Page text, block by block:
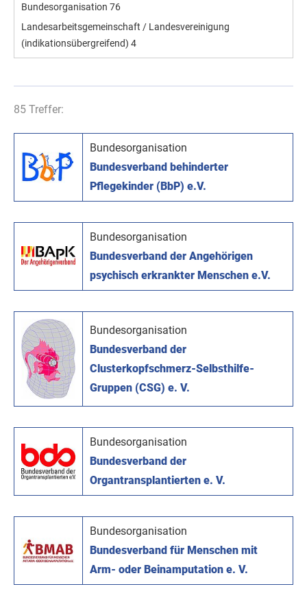
Bundesorganisation 76
Landesarbeitsgemeinschaft / Landesvereinigung
(indikationsübergreifend) 4
85 Treffer:
Bundesorganisation
Bundesverband behinderter
Pflegekinder (BbP) e.V.
Bundesorganisation
Bundesverband der Angehörigen
psychisch erkrankter Menschen e.V.
Bundesorganisation
Bundesverband der
Clusterkopfschmerz-Selbsthilfe-
Gruppen (CSG) e. V.
Bundesorganisation
Bundesverband der
Organtransplantierten e. V.
Bundesorganisation
Bundesverband für Menschen mit
Arm- oder Beinamputation e. V.